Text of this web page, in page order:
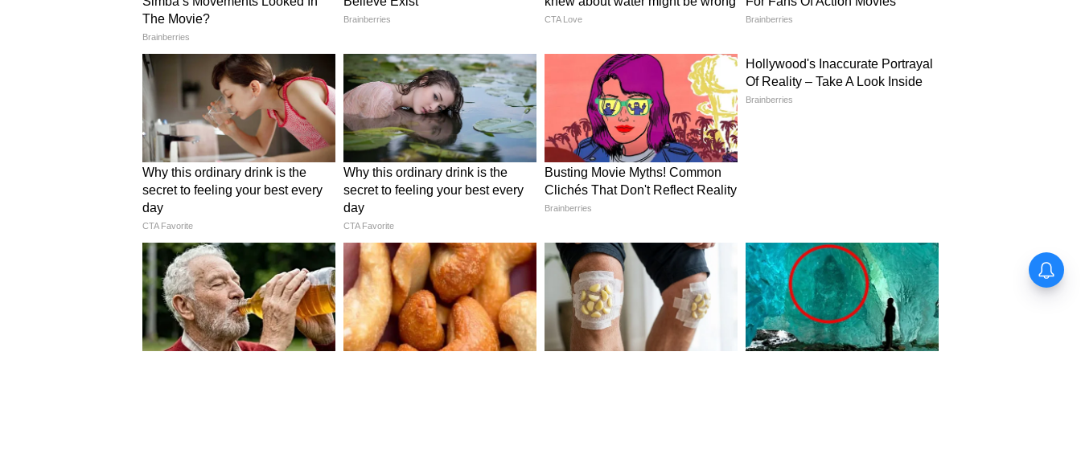
Image Credit :Social Media
এই পরিস্থিতিতে বড় প্রশ্ন, কবে কমবে গরম? কবে দক্ষিণবঙ্গে স্বস্তির বৃষ্টি নামবে? এই নিয়েই
গুরুত্বপূর্ণ আপডেট দিয়েছে ভারতীয় আবহাওয়া দপ্তর বা IMD। আবহাওয়া দপ্তরের পূর্বাভাস
অনুযায়ী, বঙ্গোপসাগরে মৌসুমি বায়ু সক্রিয় হওয়ার অনুকূল পরিস্থিতি তৈরি হচ্ছে।
আন্দামান সাগর এবং দক্ষিণ বঙ্গোপসাগরের দিকে ধীরে ধীরে এগোচ্ছে দক্ষিণ-পশ্চিম
মৌসুমি বায়ু।
4
8